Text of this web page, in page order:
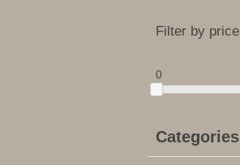
Filter by price
0
Categories